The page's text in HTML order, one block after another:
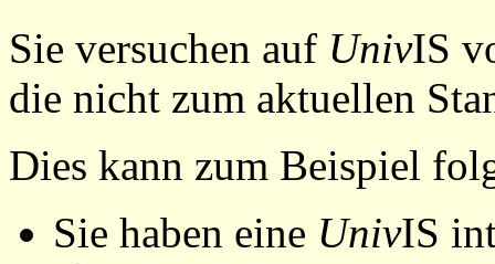
Sie versuchen auf UnivIS
die nicht zum aktuellen
Dies kann zum Beispiel
Sie haben eine UnivIS